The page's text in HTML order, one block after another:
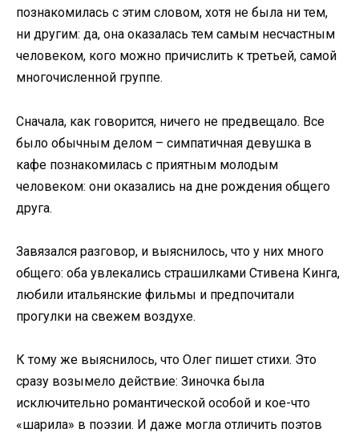
познакомилась с этим словом, хотя не была ни тем,
ни другим: да, она оказалась тем самым несчастным
человеком, кого можно причислить к третьей, самой
многочисленной группе.
Сначала, как говорится, ничего не предвещало. Все
было обычным делом – симпатичная девушка в
кафе познакомилась с приятным молодым
человеком: они оказались на дне рождения общего
друга.
Завязался разговор, и выяснилось, что у них много
общего: оба увлекались страшилками Стивена Кинга,
любили итальянские фильмы и предпочитали
прогулки на свежем воздухе.
К тому же выяснилось, что Олег пишет стихи. Это
сразу возымело действие: Зиночка была
исключительно романтической особой и кое-что
«шарила» в поэзии. И даже могла отличить поэтов